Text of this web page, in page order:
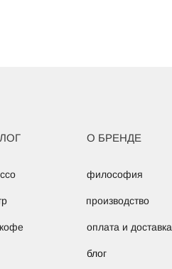
О БРЕНДЕ
блог
оплата и доставка
производство
философия